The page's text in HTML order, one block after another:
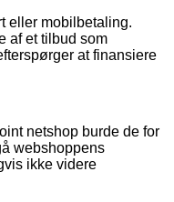
eller mobilbetaling.
af et tilbud som
at finansiere
netshop burde de for
webshoppens
ikke videre